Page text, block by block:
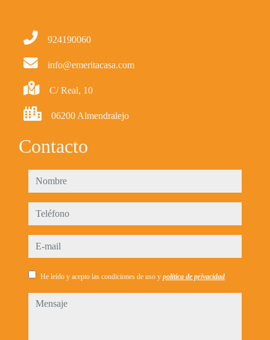
924190060
info@emeritacasa.com
C/ Real, 10
06200 Almendralejo
Contacto
nombre
teléfono
e-mail
He leído y acepto las condiciones de uso y política de privacidad
mensaje